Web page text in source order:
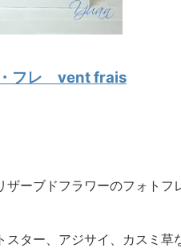
・フレ vent frais
ーブドフラワーのフォトフ
ター、アジサイ、カスミ草